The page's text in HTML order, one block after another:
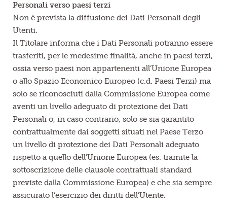
Personali verso paesi terzi
Non è prevista la diffusione dei Dati Personali degli
Utenti.
Il Titolare informa che i Dati Personali potranno essere
trasferiti, per le medesime finalità, anche in paesi terzi,
ossia verso paesi non appartenenti all’Unione Europea
o allo Spazio Economico Europeo (c.d. Paesi Terzi) ma
solo se riconosciuti dalla Commissione Europea come
aventi un livello adeguato di protezione dei Dati
Personali o, in caso contrario, solo se sia garantito
contrattualmente dai soggetti situati nel Paese Terzo
un livello di protezione dei Dati Personali adeguato
rispetto a quello dell’Unione Europea (es. tramite la
sottoscrizione delle clausole contrattuali standard
previste dalla Commissione Europea) e che sia sempre
assicurato l’esercizio dei diritti dell’Utente.